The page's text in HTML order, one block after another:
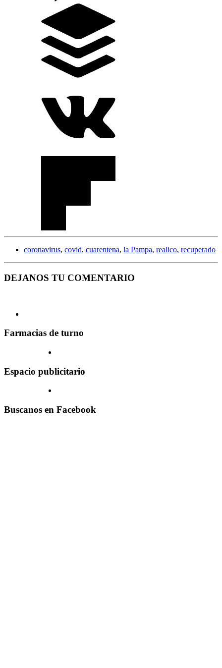
coronavirus, covid, cuarentena, la Pampa, realico, recuperado
DEJANOS TU COMENTARIO
Farmacias de turno
Espacio publicitario
Buscanos en Facebook